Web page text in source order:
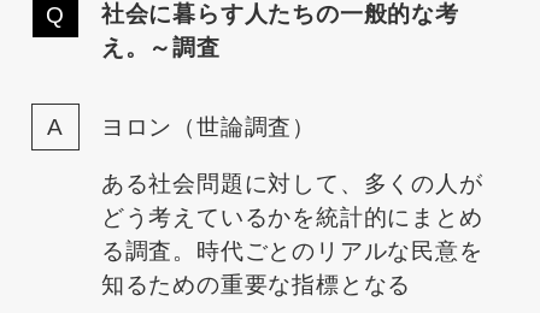
社会に暮らす人たちの一般的な考
え。～調査
ヨロン（世論調査）
ある社会問題に対して、多くの人が
どう考えているかを統計的にまとめ
る調査。時代ごとのリアルな民意を
知るための重要な指標となる